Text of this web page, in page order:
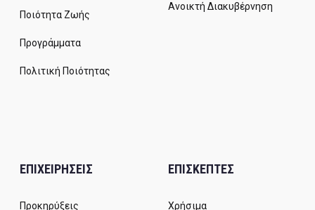
Ποιότητα Ζωής
Προγράμματα
Πολιτική Ποιότητας
Ανοικτή Διακυβέρνηση
ΕΠΙΧΕΙΡΗΣΕΙΣ
Προκηρύξεις
ΕΠΙΣΚΕΠΤΕΣ
Χρήσιμα